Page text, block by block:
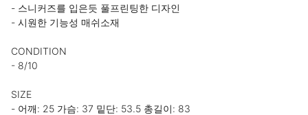
- 스니커즈를 입은듯 풀프린팅한 디자인
- 시원한 기능성 매쉬소재
CONDITION
- 8/10
SIZE
- 어깨: 25 가슴: 37 밑단: 53.5 총길이: 83